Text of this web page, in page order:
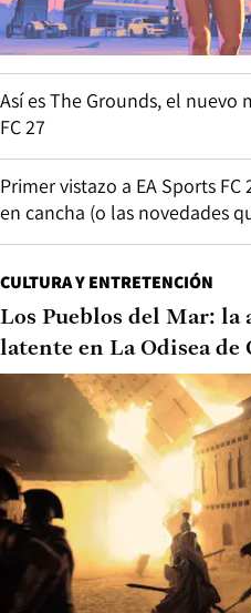
Así es The Grounds, el
FC 27
Primer vistazo a EA Sports
en cancha (o las novedades
CULTURA Y ENTRETENCIÓN
Los Pueblos del Mar: la
latente en La Odisea